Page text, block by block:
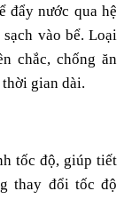
đẩy nước qua hệ
vào bể. Loại
chắc, chống ăn
thời gian dài.
tốc độ, giúp tiết
thay đổi tốc độ